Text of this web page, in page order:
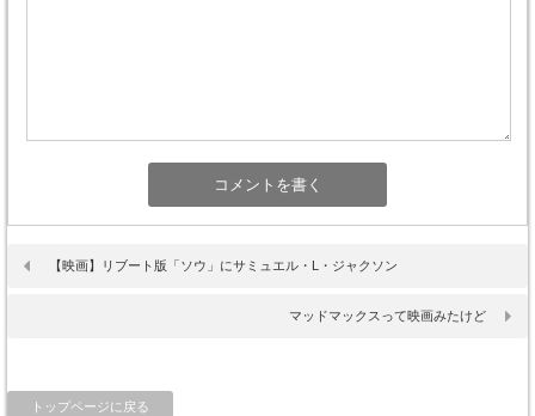
【映画】リブート版「ソウ」にサミュエル・L・ジャクソン
マッドマックスって映画みたけど
トップページに戻る